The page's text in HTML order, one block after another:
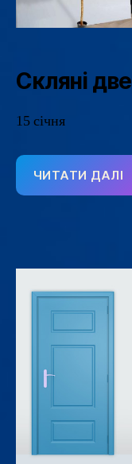
Скляні
15 січня
ЧИТАТИ ДАЛІ